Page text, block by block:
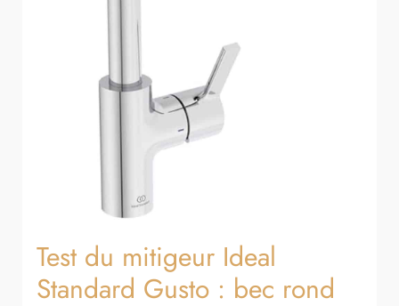
Test du mitigeur Ideal
Standard Gusto : bec rond
extractible